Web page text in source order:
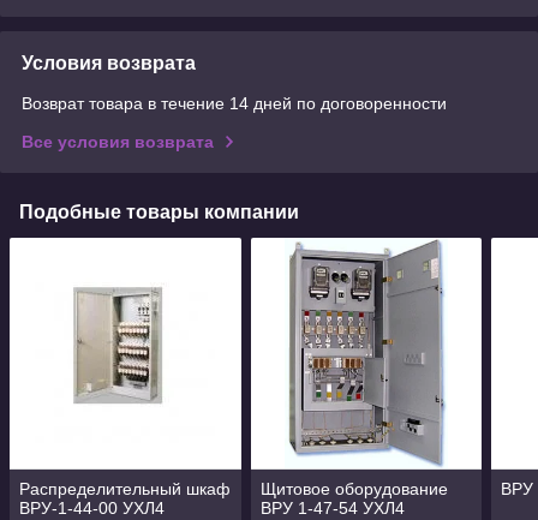
Условия возврата
Возврат товара в течение 14 дней по договоренности
Все условия возврата
Подобные товары компании
Распределительный шкаф
ВРУ-1-44-00 УХЛ4
Щитовое оборудование
ВРУ 1-47-54 УХЛ4
ВРУ